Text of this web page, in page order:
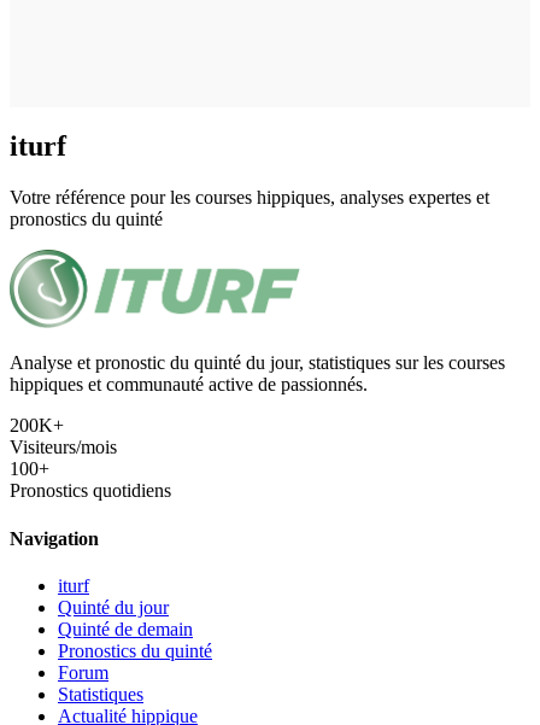
iturf
Votre référence pour les courses hippiques, analyses expertes et
pronostics du quinté
Analyse et pronostic du quinté du jour, statistiques sur les courses
hippiques et communauté active de passionnés.
200K+
Visiteurs/mois
100+
Pronostics quotidiens
Navigation
iturf
Quinté du jour
Quinté de demain
Pronostics du quinté
Forum
Statistiques
Actualité hippique